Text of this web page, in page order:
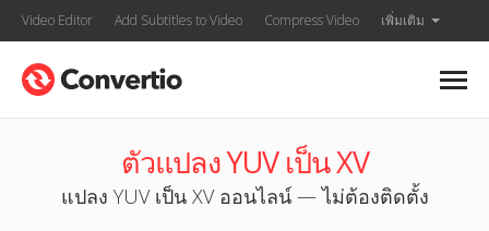
Video Editor Add Subtitles to Video Compress Video เพิ่มเติม
ตัวแปลง YUV เป็น XV
แปลง YUV เป็น XV ออนไลน์ — ไม่ต้องติดตั้ง